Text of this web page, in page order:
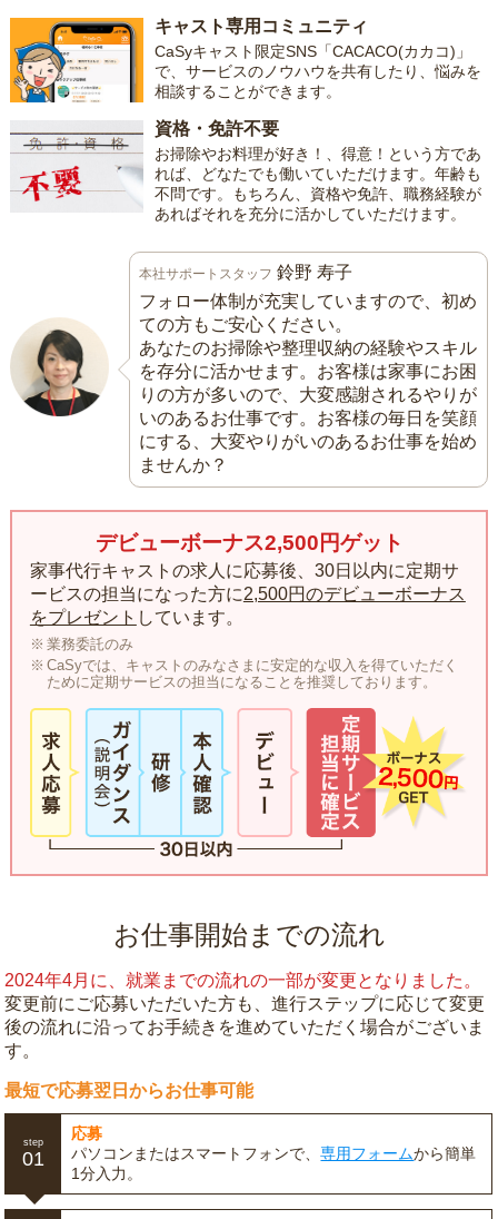
キャスト専用コミュニティ
CaSyキャスト限定SNS「CACACO(カカコ)」
で、サービスのノウハウを共有したり、悩みを
相談することができます。
資格・免許不要
お掃除やお料理が好き！、得意！という方であ
れば、どなたでも働いていただけます。年齢も
不問です。もちろん、資格や免許、職務経験が
あればそれを充分に活かしていただけます。
本社サポートスタッフ 鈴野 寿子
フォロー体制が充実していますので、初め
ての方もご安心ください。
あなたのお掃除や整理収納の経験やスキル
を存分に活かせます。お客様は家事にお困
りの方が多いので、大変感謝されるやりが
いのあるお仕事です。お客様の毎日を笑顔
にする、大変やりがいのあるお仕事を始め
ませんか？
デビューボーナス2,500円ゲット
家事代行キャストの求人に応募後、30日以内に定期サ
ービスの担当になった方に2,500円のデビューボーナス
をプレゼント しています。
業務委託のみ
CaSyでは、キャストのみなさまに安定的な収入を得ていただく
ために定期サービスの担当になることを推奨しております。
お仕事開始までの流れ
2024年4月に、就業までの流れの一部が変更となりました。
変更前にご応募いただいた方も、進行ステップに応じて変更
後の流れに沿ってお手続きを進めていただく場合がございま
す。
最短で応募翌日からお仕事可能
step
01
応募
パソコンまたはスマートフォンで、専用フォームから簡単
1分入力。